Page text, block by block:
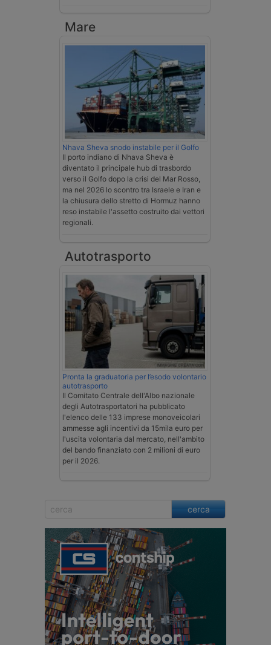
Mare
Nhava Sheva snodo instabile per il Golfo
Il porto indiano di Nhava Sheva è
diventato il principale hub di trasbordo
verso il Golfo dopo la crisi del Mar Rosso,
ma nel 2026 lo scontro tra Israele e Iran e
la chiusura dello stretto di Hormuz hanno
reso instabile l'assetto costruito dai vettori
regionali.
Autotrasporto
Pronta la graduatoria per l’esodo volontario
autotrasporto
Il Comitato Centrale dell'Albo nazionale
degli Autotrasportatori ha pubblicato
l'elenco delle 133 imprese monoveicolari
ammesse agli incentivi da 15mila euro per
l'uscita volontaria dal mercato, nell'ambito
del bando finanziato con 2 milioni di euro
per il 2026.
cerca